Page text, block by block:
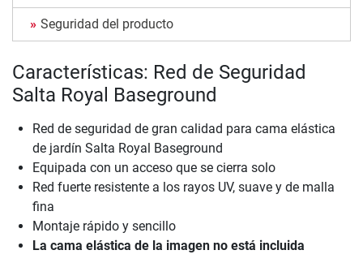
Seguridad del producto
Características: Red de Seguridad
Salta Royal Baseground
Red de seguridad de gran calidad para cama elástica
de jardín Salta Royal Baseground
Equipada con un acceso que se cierra solo
Red fuerte resistente a los rayos UV, suave y de malla
fina
Montaje rápido y sencillo
La cama elástica de la imagen no está incluida